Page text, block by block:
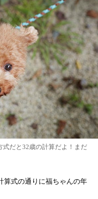
式だと32歳の計算だよ！まだ
算式の通りに福ちゃんの年